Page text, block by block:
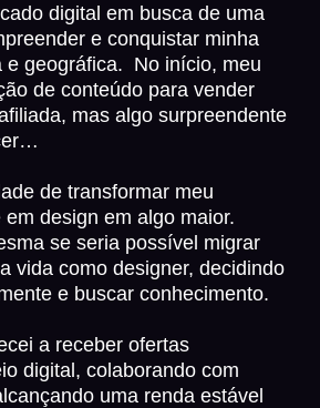
digital em busca de uma
e conquistar minha
e geográfica. No início, meu
de conteúdo para vender
mas algo surpreendente
de transformar meu
design em algo maior.
se seria possível migrar
vida como designer, decidindo
e buscar conhecimento.
a receber ofertas
digital, colaborando com
uma renda estável